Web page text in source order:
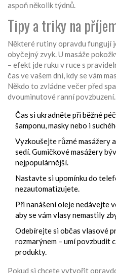
aspoň několik týdnů.
Tipy a triky na
Některé rutiny opravdu fungují
obyčejný zvyk. U masáže
– efekt jde ruku v ruce s
čas ve vašem dni, kdy se vám
Někdo to zvládne večer před
dvouminutové ranní povzbuzení.
Čas si ukradněte při běžné
šamponu, masky nebo i
Vyzkoušejte různé masážery
sedí. Gumičkové masážery
nejpopulárnější.
Nastavte si upomínku do
nezautomatizujete.
Při nanášení oleje nedávejte
aby se vám vlasy nemastily
Odebírejte si občas vlasové
rozmarýnem – umí povzbudit
produkty.
Pokud si chcete vytvořit